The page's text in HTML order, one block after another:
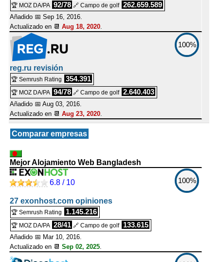
🏆 MOZ DA/PA 92/78 🔗 Campo de golf 262.659.589
Añadido 📅 Sep 16, 2016.
Actualizado en 📆 Aug 18, 2020.
100%
reg.ru revisión
🏆 Semrush Rating 354.391
🏆 MOZ DA/PA 94/78 🔗 Campo de golf 2.640.403
Añadido 📅 Aug 03, 2016.
Actualizado en 📆 Aug 23, 2020.
Comparar empresas
Mejor Alojamiento Web Bangladesh
100%
6.8 / 10
27 exonhost.com opiniones
🏆 Semrush Rating 1.145.216
🏆 MOZ DA/PA 28/41 🔗 Campo de golf 133.615
Añadido 📅 Mar 10, 2016.
Actualizado en 📆 Sep 02, 2025.